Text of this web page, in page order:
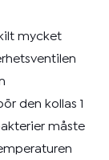
mycket
den kollas 1
måste